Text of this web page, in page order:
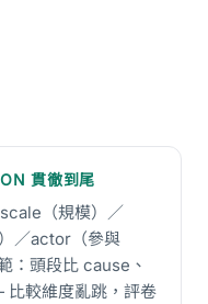
貫徹到尾
（規模）／
／actor（參與
：頭段比 cause、
較維度亂跳，評卷